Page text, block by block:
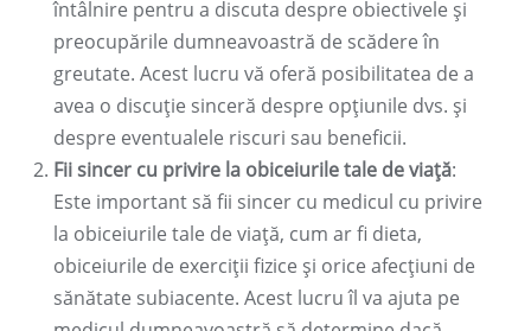
întâlnire pentru a discuta despre obiectivele și
preocupările dumneavoastră de scădere în
greutate. Acest lucru vă oferă posibilitatea de a
avea o discuție sinceră despre opțiunile dvs. și
despre eventualele riscuri sau beneficii.
Fii sincer cu privire la obiceiurile tale de viață:
Este important să fii sincer cu medicul cu privire
la obiceiurile tale de viață, cum ar fi dieta,
obiceiurile de exerciții fizice și orice afecțiuni de
sănătate subiacente. Acest lucru îl va ajuta pe